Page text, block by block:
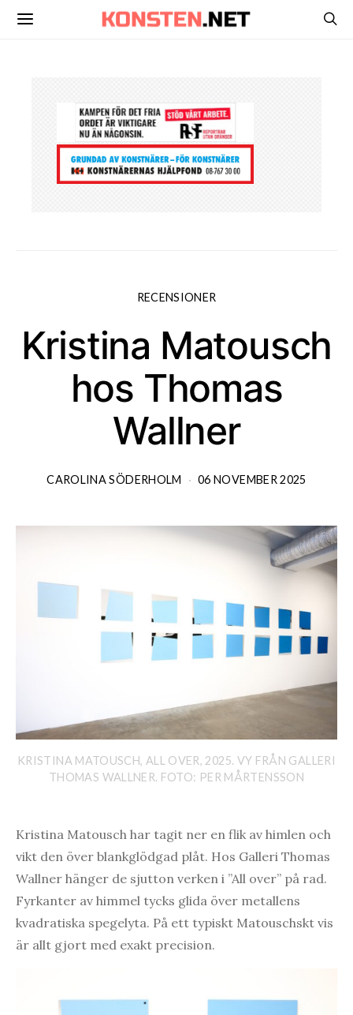
RECENSIONER
Kristina Matousch
hos Thomas
Wallner
CAROLINA SÖDERHOLM 06 NOVEMBER 2025
KRISTINA MATOUSCH, ALL OVER, 2025. VY FRÅN GALLERI
THOMAS WALLNER. FOTO: PER MÅRTENSSON
Kristina Matousch har tagit ner en flik av himlen och
vikt den över blankglödgad plåt. Hos Galleri Thomas
Wallner hänger de sjutton verken i ”All over” på rad.
Fyrkanter av himmel tycks glida över metallens
kvadratiska spegelyta. På ett typiskt Matouschskt vis
är allt gjort med exakt precision.